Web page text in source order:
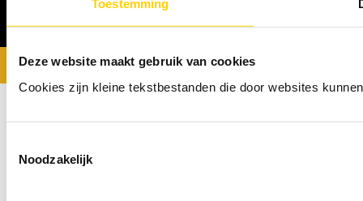
Toestemming
Deze website maakt gebruik van cookies
Cookies zijn kleine tekstbestanden die door websites
Noodzakelijk
© 2026 - Van der BlijPrivacy- en Cookiebeleid